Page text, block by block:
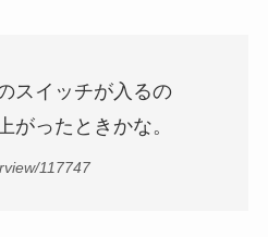
スイッチが入るの
がったとき かな。
117747